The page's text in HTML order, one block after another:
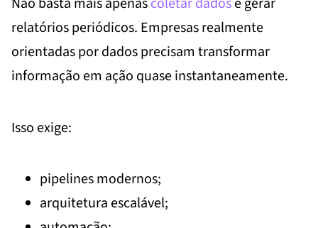
relatórios periódicos. Empresas realmente
orientadas por dados precisam transformar
informação em ação quase instantaneamente.
Isso exige:
pipelines modernos;
arquitetura escalável;